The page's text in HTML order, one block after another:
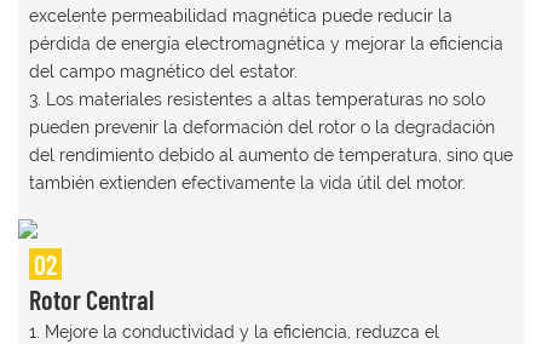
excelente permeabilidad magnética puede reducir la
pérdida de energía electromagnética y mejorar la eficiencia
del campo magnético del estator.
3. Los materiales resistentes a altas temperaturas no solo
pueden prevenir la deformación del rotor o la degradación
del rendimiento debido al aumento de temperatura, sino que
también extienden efectivamente la vida útil del motor.
02
Rotor Central
1. Mejore la conductividad y la eficiencia, reduzca el